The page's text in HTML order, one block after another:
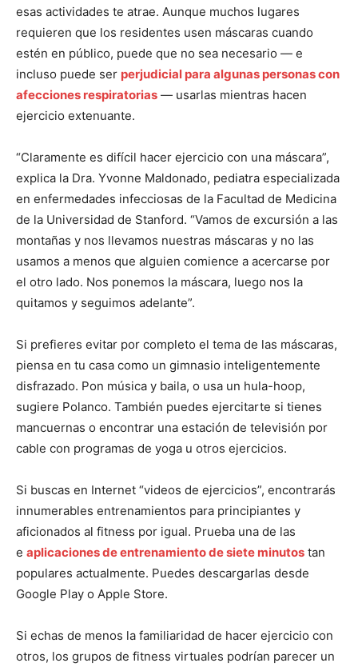
I WANT IN
esas actividades te atrae. Aunque muchos lugares
requieren que los residentes usen máscaras cuando
estén en público, puede que no sea necesario — e
incluso puede ser perjudicial para algunas personas con
afecciones respiratorias — usarlas mientras hacen
ejercicio extenuante.
“Claramente es difícil hacer ejercicio con una máscara”,
explica la Dra. Yvonne Maldonado, pediatra especializada
en enfermedades infecciosas de la Facultad de Medicina
de la Universidad de Stanford. “Vamos de excursión a las
montañas y nos llevamos nuestras máscaras y no las
usamos a menos que alguien comience a acercarse por
el otro lado. Nos ponemos la máscara, luego nos la
quitamos y seguimos adelante”.
Si prefieres evitar por completo el tema de las máscaras,
piensa en tu casa como un gimnasio inteligentemente
disfrazado. Pon música y baila, o usa un hula-hoop,
sugiere Polanco. También puedes ejercitarte si tienes
mancuernas o encontrar una estación de televisión por
cable con programas de yoga u otros ejercicios.
Si buscas en Internet “videos de ejercicios”, encontrarás
innumerables entrenamientos para principiantes y
aficionados al fitness por igual. Prueba una de las
e aplicaciones de entrenamiento de siete minutos tan
populares actualmente. Puedes descargarlas desde
Google Play o Apple Store.
Si echas de menos la familiaridad de hacer ejercicio con
otros, los grupos de fitness virtuales podrían parecer un